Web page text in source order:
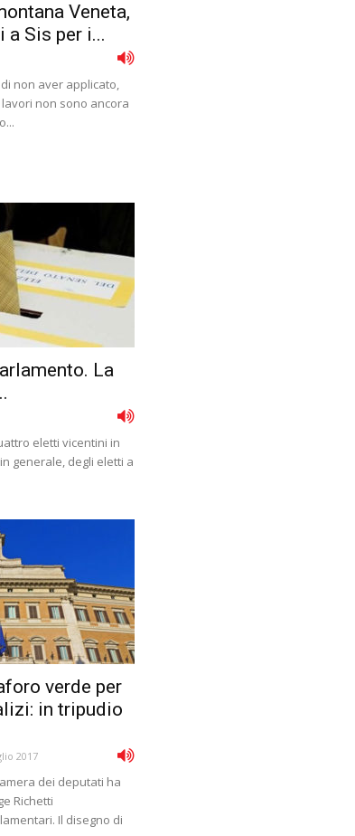
Veneta,
a Sis per i...
non aver applicato,
non sono ancora
La
eletti vicentini in
generale, degli eletti a
verde per
in tripudio
2017
dei deputati ha
Richetti
Il disegno di